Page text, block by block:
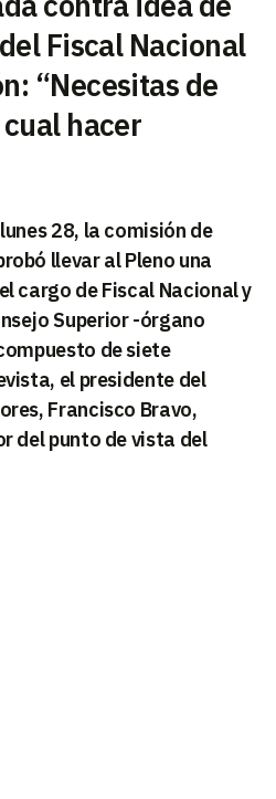
Fiscal Nacional
“Necesitas de
hacer
28, la comisión de
llevar al Pleno una
cargo de Fiscal Nacional y
Superior -órgano
de siete
el presidente del
Francisco Bravo,
del punto de vista del